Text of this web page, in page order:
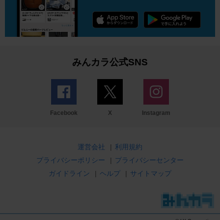
みんカラ公式SNS
Facebook X Instagram
運営会社 | 利用規約
プライバシーポリシー
| プライバシーセンター
ガイドライン
| ヘルプ | サイトマップ